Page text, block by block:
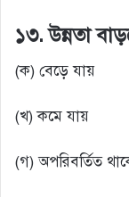
১৩. উন্নতা
(ক) বেড়ে যায়
(খ) কমে যায়
(গ) অপরিবর্তিত